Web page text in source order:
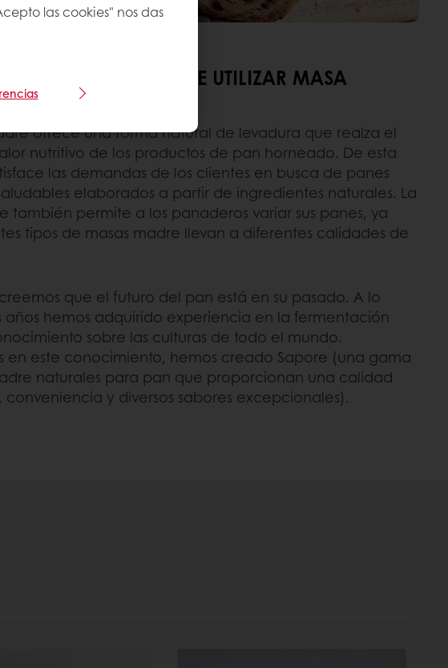
SON LAS VENTAJAS DE UTILIZAR MASA
ofrece una forma natural de levadura que realza el
nutritivo de los productos de pan horneado. De esta
las demandas de los clientes en busca de panes
elaborados a partir de ingredientes naturales. La
también permite a los panaderos variar sus panes, ya
tipos de masas madre llevan a diferentes calidades de
creemos que el futuro del pan está en su pasado. A lo
años hemos adquirido experiencia en la fermentación
sobre las culturas de todo el mundo.
en este conocimiento, hemos creado Sapore (una gama
naturales para pan que proporcionan una calidad
conveniencia y diversos sabores excepcionales).
las cookies" nos das